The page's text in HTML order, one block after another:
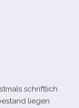
schrift­lich
lie­gen